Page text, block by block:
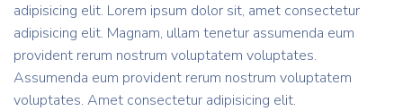
adipisicing elit. Lorem ipsum dolor sit, amet consectetur
adipisicing elit. Magnam, ullam tenetur assumenda eum
provident rerum nostrum voluptatem voluptates.
Assumenda eum provident rerum nostrum voluptatem
voluptates. Amet consectetur adipisicing elit.